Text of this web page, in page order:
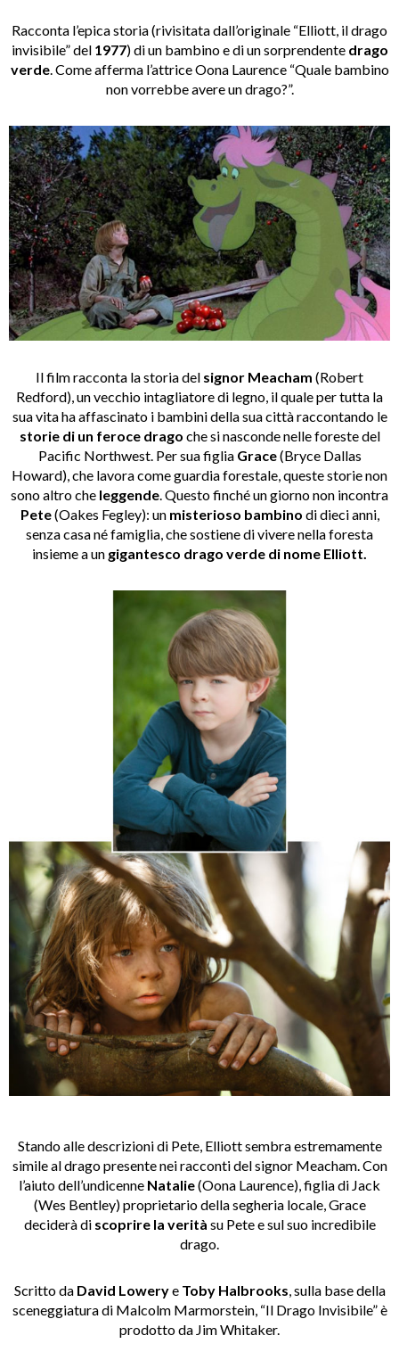
Racconta l’epica storia (rivisitata dall’originale “Elliott, il drago
invisibile” del 1977) di un bambino e di un sorprendente drago
verde. Come afferma l’attrice Oona Laurence “Quale bambino
non vorrebbe avere un drago?”.
Il film racconta la storia del signor Meacham (Robert
Redford), un vecchio intagliatore di legno, il quale per tutta la
sua vita ha affascinato i bambini della sua città raccontando le
storie di un feroce drago che si nasconde nelle foreste del
Pacific Northwest. Per sua figlia Grace(Bryce Dallas
Howard), che lavora come guardia forestale, queste storie non
sono altro che leggende . Questo finché un giorno non incontra
Pete(Oakes Fegley): un misterioso bambino di dieci anni,
senza casa né famiglia, che sostiene di vivere nella foresta
insieme a un gigantesco drago verde di nome Elliott.
Stando alle descrizioni di Pete, Elliott sembra estremamente
simile al drago presente nei racconti del signor Meacham. Con
l’aiuto dell’undicenne Natalie(Oona Laurence), figlia di Jack
(Wes Bentley) proprietario della segheria locale, Grace
deciderà di scoprire la verità su Pete e sul suo incredibile
drago.
Scritto da David Lowerye Toby Halbrooks , sulla base della
sceneggiatura di Malcolm Marmorstein, “Il Drago Invisibile” è
prodotto da Jim Whitaker.